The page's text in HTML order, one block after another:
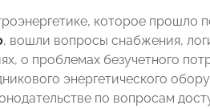
которое прошло
, вошли вопросы снабжения,
о проблемах безучетного
энергетического
по вопросам